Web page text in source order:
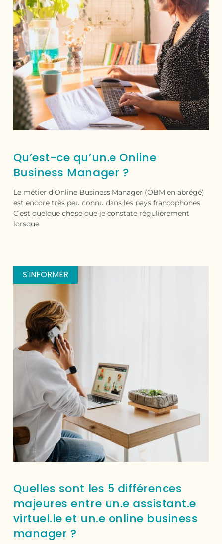
Qu’est-ce qu’un.e Online
Business Manager ?
Le métier d’Online Business Manager (OBM en abrégé)
est encore très peu connu dans les pays francophones.
C’est quelque chose que je constate régulièrement
lorsque
S'INFORMER
Quelles sont les 5 différences
majeures entre un.e assistant.e
virtuel.le et un.e online business
manager ?